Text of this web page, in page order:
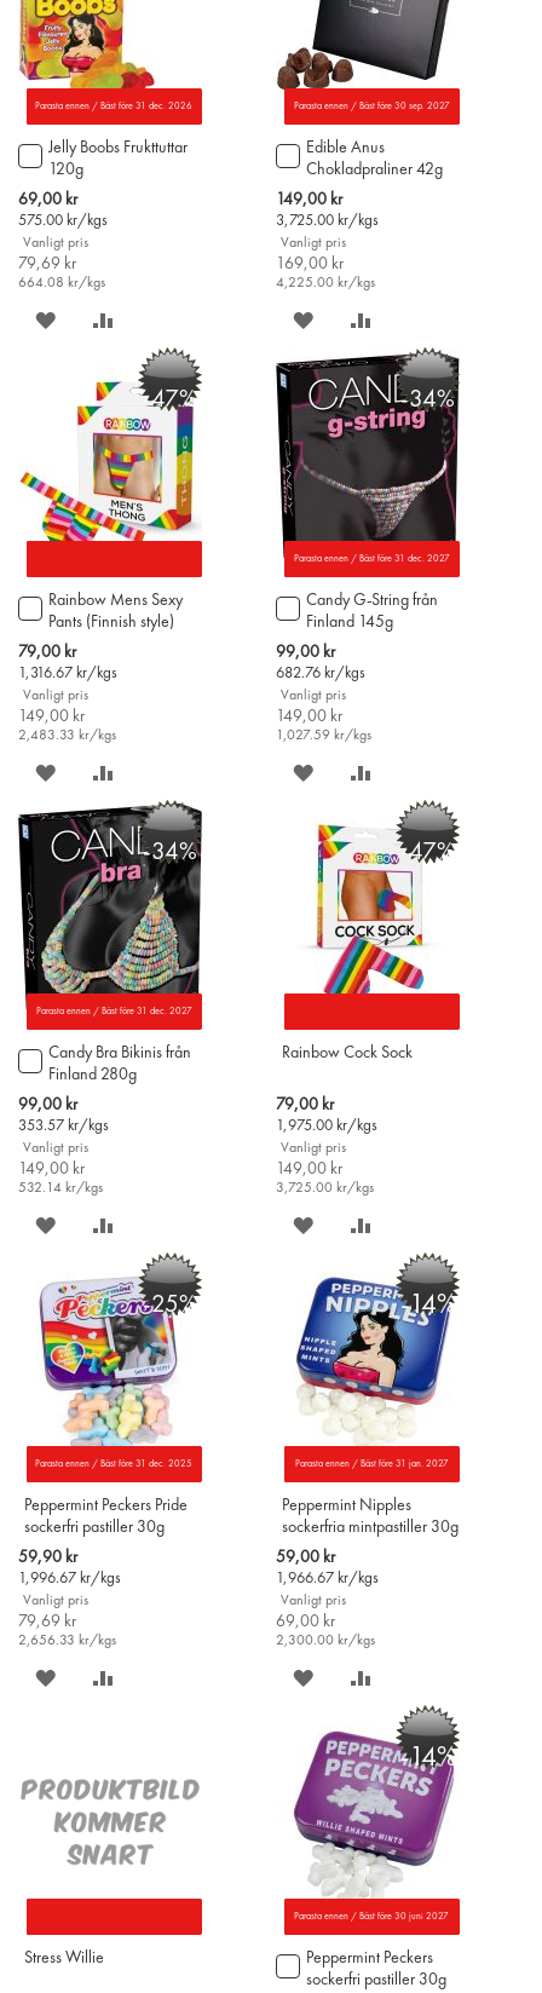
Parasta ennen / Bäst före 31 dec. 2026
Jelly Boobs Frukttuttar
120g
Special
Price
69,00 kr
575.00 kr/kgs
Vanligt pris
79,69 kr
664.08 kr/kgs
Lägg
till
i
varukorgen
SPARA
ÖNSKELISTAN
JÄMFÖR
Parasta ennen / Bäst före 30 sep. 2027
Edible Anus
Chokladpraliner 42g
Special
Price
149,00 kr
3,725.00 kr/kgs
Vanligt pris
169,00 kr
4,225.00 kr/kgs
Lägg
till
i
varukorgen
SPARA
PÅ
ÖNSKELISTAN
TILL
JÄMFÖR
-47%
Rainbow Mens Sexy
Pants (Finnish style)
Special
Price
79,00 kr
1,316.67 kr/kgs
Vanligt pris
149,00 kr
2,483.33 kr/kgs
Lägg
till
i
varukorgen
SPARA
PÅ
ÖNSKELISTAN
TILL
JÄMFÖR
Parasta ennen / Bäst före 31 dec. 2027
-34%
Candy G-String från
Finland 145g
Special
Price
99,00 kr
682.76 kr/kgs
Vanligt pris
149,00 kr
1,027.59 kr/kgs
Lägg
till
i
varukorgen
SPARA
ÖNSKELISTAN
JÄMFÖR
-34%
Parasta ennen / Bäst före 31 dec. 2027
Candy Bra Bikinis från
Finland 280g
Special
Price
99,00 kr
353.57 kr/kgs
Vanligt pris
149,00 kr
532.14 kr/kgs
Lägg
till
i
varukorgen
SPARA
ÖNSKELISTAN
JÄMFÖR
-47%
Rainbow Cock Sock
Special
Price
79,00 kr
1,975.00 kr/kgs
Vanligt pris
149,00 kr
3,725.00 kr/kgs
SPARA
ÖNSKELISTAN
JÄMFÖR
Parasta ennen / Bäst före 31 dec. 2025
-25%
Peppermint Peckers Pride
sockerfri pastiller 30g
Special
Price
59,90 kr
1,996.67 kr/kgs
Vanligt pris
79,69 kr
2,656.33 kr/kgs
SPARA
Parasta ennen / Bäst före 31 jan. 2027
-14%
Peppermint Nipples
sockerfria mintpastiller 30g
Special
Price
59,00 kr
1,966.67 kr/kgs
Vanligt pris
69,00 kr
2,300.00 kr/kgs
SPARA
ÖNSKELISTAN
JÄMFÖR
Stress Willie
-14%
Parasta ennen / Bäst före 30 juni 2027
Peppermint Peckers
sockerfri pastiller 30g
Lägg
till